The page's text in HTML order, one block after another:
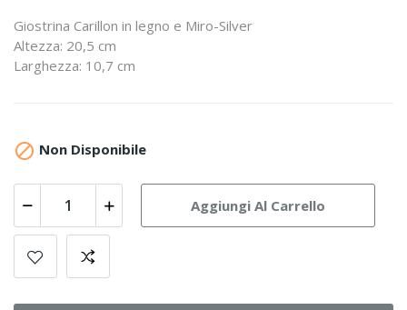
Giostrina Carillon in legno e Miro-Silver
Altezza: 20,5 cm
Larghezza: 10,7 cm
 Non Disponibile
Aggiungi Al Carrello